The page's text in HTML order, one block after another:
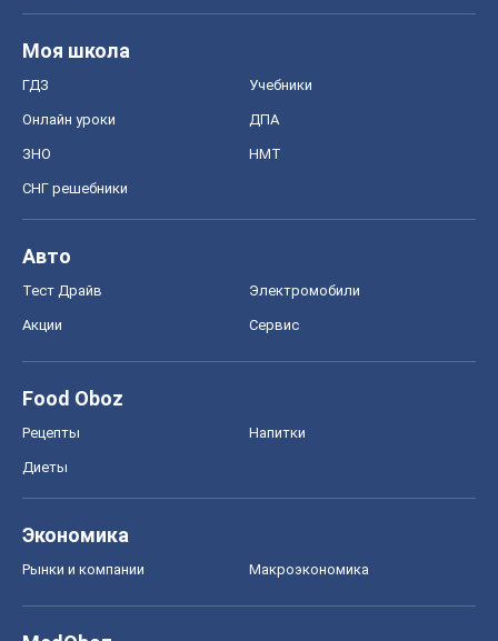
Моя школа
ГДЗ Учебники
Онлайн уроки ДПА
ЗНО НМТ
СНГ решебники
Авто
Тест Драйв Электромобили
Акции Сервис
Food Oboz
Рецепты Напитки
Диеты
Экономика
Рынки и компании Mакроэкономика